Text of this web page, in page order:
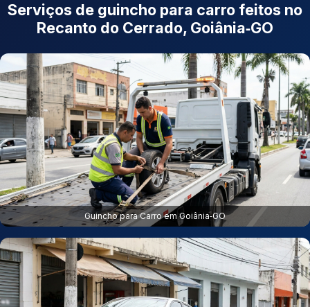
Serviços de guincho para carro feitos no
Recanto do Cerrado, Goiânia‑GO
Guincho para Carro em Goiânia‑GO